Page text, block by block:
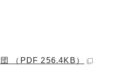
（PDF 256.4KB）